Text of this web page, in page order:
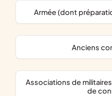
armée (dont
anciens
associations de militaires, amicales, associations
de